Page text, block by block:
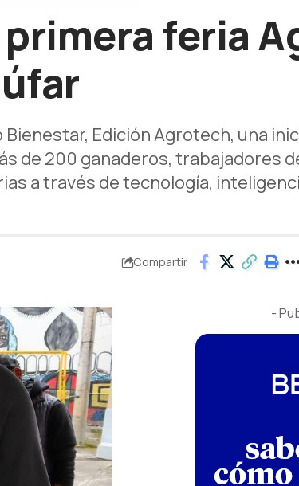
primera feria
Edición Agrotech, una
de 200 ganaderos, trabajadores
a través de tecnología,
Compartir
-